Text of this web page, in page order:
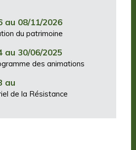
au 08/11/2026
du patrimoine
au 30/06/2025
des animations
au
de la Résistance